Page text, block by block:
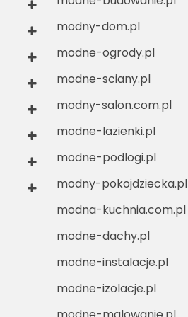
modny-dom.pl
modne-ogrody.pl
modne-sciany.pl
modny-salon.com.pl
modne-lazienki.pl
modne-podlogi.pl
modny-pokojdziecka.pl
modna-kuchnia.com.pl
modne-dachy.pl
modne-instalacje.pl
modne-izolacje.pl